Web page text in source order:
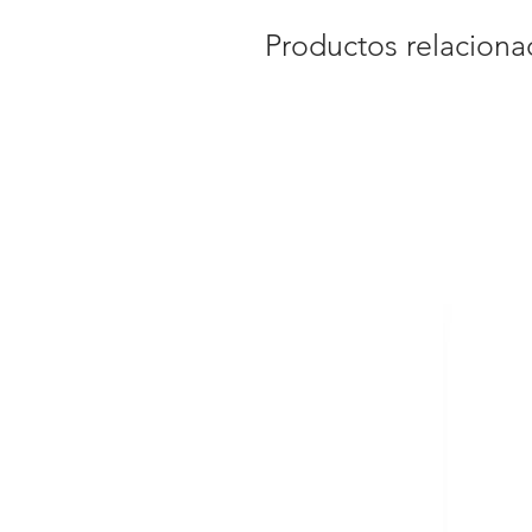
Productos